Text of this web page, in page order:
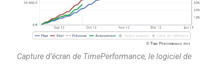
Capture d’écran de TimePerformance, le logiciel de